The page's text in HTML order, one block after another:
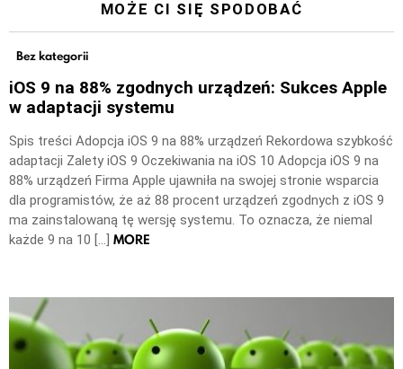
MOŻE CI SIĘ SPODOBAĆ
Bez kategorii
iOS 9 na 88% zgodnych urządzeń: Sukces Apple
w adaptacji systemu
Spis treści Adopcja iOS 9 na 88% urządzeń Rekordowa szybkość
adaptacji Zalety iOS 9 Oczekiwania na iOS 10 Adopcja iOS 9 na
88% urządzeń Firma Apple ujawniła na swojej stronie wsparcia
dla programistów, że aż 88 procent urządzeń zgodnych z iOS 9
ma zainstalowaną tę wersję systemu. To oznacza, że niemal
każde 9 na 10 […] MORE